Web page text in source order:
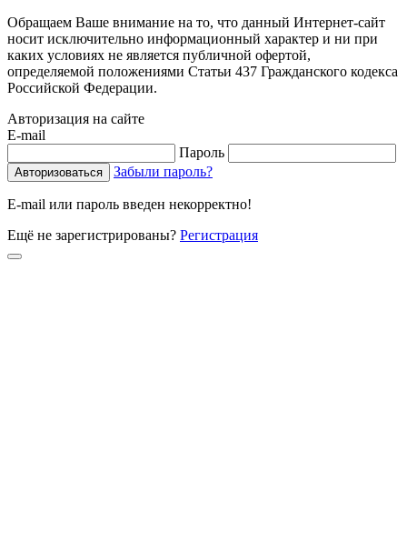
Обращаем Ваше внимание на то, что данный Интернет-сайт
носит исключительно информационный характер и ни при
каких условиях не является публичной офертой,
определяемой положениями Статьи 437 Гражданского кодекса
Российской Федерации.
Авторизация на сайте
E-mail
Пароль
Забыли пароль?
E-mail или пароль введен некорректно!
Ещё не зарегистрированы? Регистрация